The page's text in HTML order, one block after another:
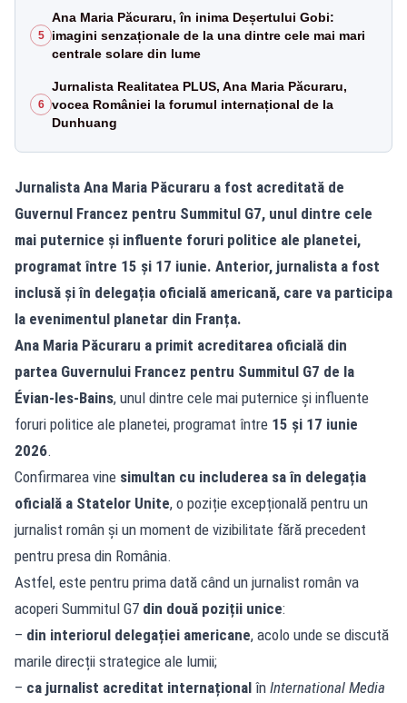
5
Ana Maria Păcuraru, în inima Deșertului Gobi:
imagini senzaționale de la una dintre cele mai mari
centrale solare din lume
6
Jurnalista Realitatea PLUS, Ana Maria Păcuraru,
vocea României la forumul internațional de la
Dunhuang
Jurnalista Ana Maria Păcuraru a fost acreditată de
Guvernul Francez pentru Summitul G7, unul dintre cele
mai puternice și influente foruri politice ale planetei,
programat între 15 și 17 iunie. Anterior, jurnalista a fost
inclusă și în delegația oficială americană, care va participa
la evenimentul planetar din Franța.
Ana Maria Păcuraru a primit acreditarea oficială din
partea Guvernului Francez pentru Summitul G7 de la
Évian-les-Bains, unul dintre cele mai puternice și influente
foruri politice ale planetei, programat între 15 și 17 iunie
2026.
Confirmarea vine simultan cu includerea sa în delegația
oficială a Statelor Unite, o poziție excepțională pentru un
jurnalist român și un moment de vizibilitate fără precedent
pentru presa din România.
Astfel, este pentru prima dată când un jurnalist român va
acoperi Summitul G7 din două poziții unice:
– din interiorul delegației americane, acolo unde se discută
marile direcții strategice ale lumii;
– ca jurnalist acreditat internațional în International Media